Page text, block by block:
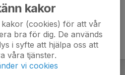
kakor
(cookies) för att vår
bra för dig. De används
i syfte att hjälpa oss att
våra tjänster.
vi cookies